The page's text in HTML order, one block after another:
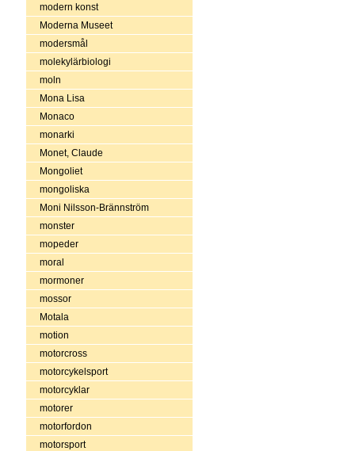
modern konst
Moderna Museet
modersmål
molekylärbiologi
moln
Mona Lisa
Monaco
monarki
Monet, Claude
Mongoliet
mongoliska
Moni Nilsson-Brännström
monster
mopeder
moral
mormoner
mossor
Motala
motion
motorcross
motorcykelsport
motorcyklar
motorer
motorfordon
motorsport